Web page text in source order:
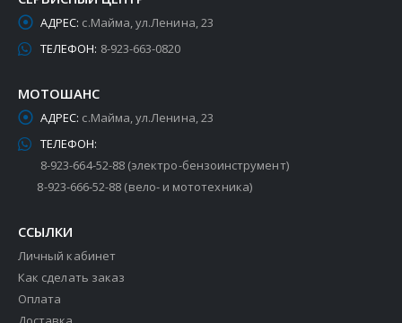
АДРЕС: с.Майма, ул.Ленина, 23
ТЕЛЕФОН: 8-923-663-0820
МОТОШАНС
АДРЕС: с.Майма, ул.Ленина, 23
ТЕЛЕФОН:
8-923-664-52-88 (электро-бензоинструмент)
8-923-666-52-88 (вело- и мототехника)
ССЫЛКИ
Личный кабинет
Как сделать заказ
Оплата